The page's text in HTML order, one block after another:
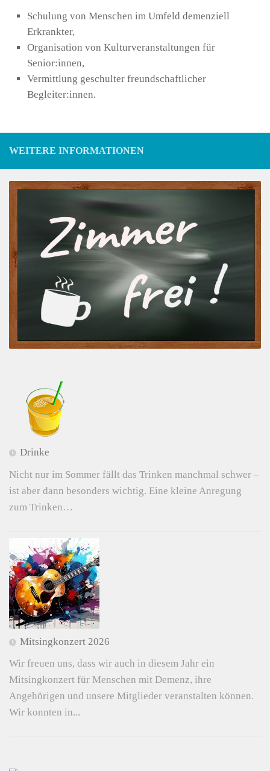
Schulung von Menschen im Umfeld demenziell
Erkrankter,
Organisation von Kulturveranstaltungen für
Senior:innen,
Vermittlung geschulter freundschaftlicher
Begleiter:innen.
WEITERE INFORMATIONEN
Drinke
Nicht nur im Sommer fällt das Trinken manchmal schwer –
ist aber dann besonders wichtig. Eine kleine Anregung
zum Trinken…
Mitsingkonzert 2026
Wir freuen uns, dass wir auch in diesem Jahr ein
Mitsingkonzert für Menschen mit Demenz, ihre
Angehörigen und unsere Mitglieder veranstalten können.
Wir konnten in...